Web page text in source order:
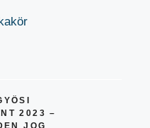
2023 –
JOG